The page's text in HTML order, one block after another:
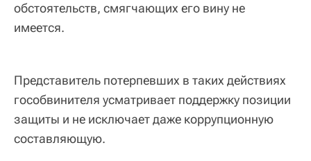
обстоятельств, смягчающих его вину не
имеется.
Представитель потерпевших в таких действиях
гособвинителя усматривает поддержку позиции
защиты и не исключает даже коррупционную
составляющую.